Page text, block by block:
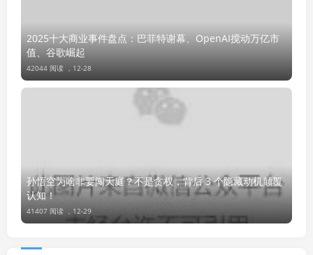
2025十大商业事件盘点：巴菲特谢幕、OpenAI搅动万亿市
值、谷歌崛起
42044 阅读 ， 12-28
孙悟空为啥非要闯天庭？不是贪权，背后 3 个隐藏动机颠覆
认知！
41407 阅读 ， 12-29